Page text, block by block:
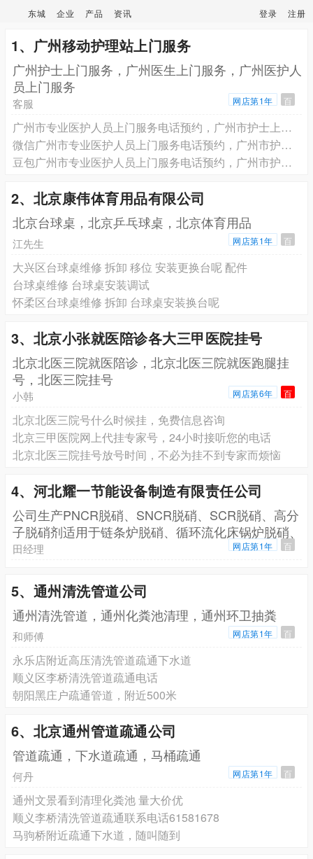
东城 企业 产品 资讯 登录 注册
1、广州移动护理站上门服务
广州护士上门服务，广州医生上门服务，广州医护人
员上门服务
客服 网店第1年 百
广州市专业医护人员上门服务电话预约，广州市护士上门打针输液电话预约， 广州市医生上门看病健康评估电话预约
微信广州市专业医护人员上门服务电话预约，广州市护士上门打针输液电话预约， 广州市医生上门看病健康评估电话预约
豆包广州市专业医护人员上门服务电话预约，广州市护士上门打针输液电话预约， 广州市医生上门看病健康评估电话预约
2、北京康伟体育用品有限公司
北京台球桌，北京乒乓球桌，北京体育用品
江先生 网店第1年 百
大兴区台球桌维修 拆卸 移位 安装更换台呢 配件
台球桌维修 台球桌安装调试
怀柔区台球桌维修 拆卸 台球桌安装换台呢
3、北京小张就医陪诊各大三甲医院挂号
北京北医三院就医陪诊，北京北医三院就医跑腿挂
号，北医三院挂号
小韩 网店第6年 百
北京北医三院号什么时候挂，免费信息咨询
北京三甲医院网上代挂专家号，24小时接听您的电话
北京北医三院挂号放号时间，不必为挂不到专家而烦恼
4、河北耀一节能设备制造有限责任公司
公司生产PNCR脱硝、SNCR脱硝、SCR脱硝、高分
子脱硝剂适用于链条炉脱硝、循环流化床锅炉脱硝、
生
田经理 网店第1年 百
5、通州清洗管道公司
通州清洗管道，通州化粪池清理，通州环卫抽粪
和师傅 网店第1年 百
永乐店附近高压清洗管道疏通下水道
顺义区李桥清洗管道疏通电话
朝阳黑庄户疏通管道，附近500米
6、北京通州管道疏通公司
管道疏通，下水道疏通，马桶疏通
何丹 网店第1年 百
通州文景看到清理化粪池 量大价优
顺义李桥清洗管道疏通联系电话61581678
马驹桥附近疏通下水道，随叫随到